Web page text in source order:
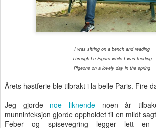
I was sitting on a bench and reading
Through Le Figaro while I was feeding
Pigeons on a lovely day in the spring
Årets høstferie ble tilbrakt i la belle Paris. Fire
Jeg gjorde noe liknende noen år
munninfeksjon gjorde oppholdet til en mildt
Feber og spisevegring legger lett